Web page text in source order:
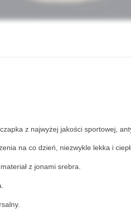
z najwyżej jakości sportowej,
na co dzień, niezwykle lekka i
z jonami srebra.